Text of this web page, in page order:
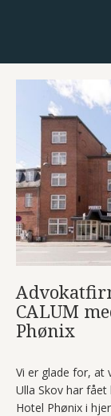
CALUM
Phønix
Vi er glade for, at
Ulla Skov har
Hotel Phønix i